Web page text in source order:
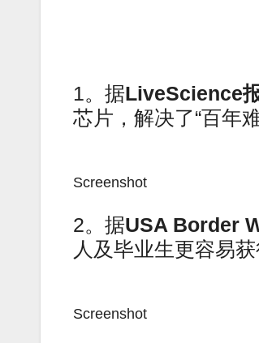
1。据LiveScience
芯片，解决了“百年难
Screenshot
2。据USA Border
人及毕业生更容易获
Screenshot